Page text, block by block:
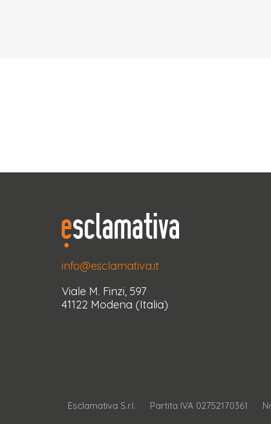
info@esclamativa.it
Viale M. Finzi, 597
41122 Modena (Italia)
Esclamativa S.r.l. Partita IVA 02752170361